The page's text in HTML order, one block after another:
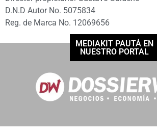
D.N.D Autor No. 5075834
Reg. de Marca No. 12069656
MEDIAKIT PAUTÁ EN
NUESTRO PORTAL